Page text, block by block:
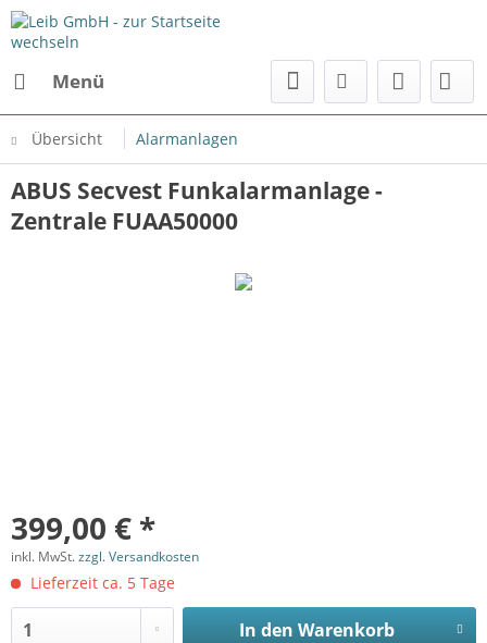
Menü
Übersicht Alarmanlagen
ABUS Secvest Funkalarmanlage -
Zentrale FUAA50000
399,00 € *
inkl. MwSt.zzgl. Versandkosten
Lieferzeit ca. 5 Tage
In den Warenkorb